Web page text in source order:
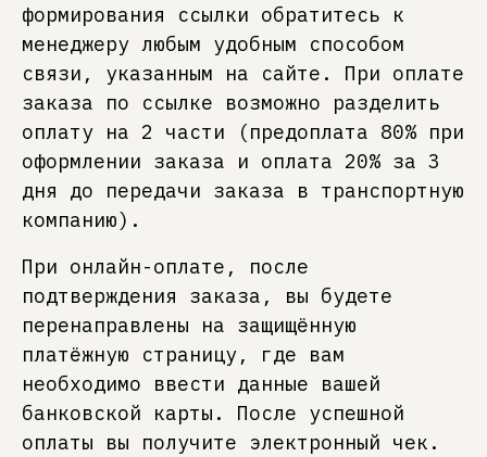
формирования ссылки обратитесь к
менеджеру любым удобным способом
связи, указанным на сайте. При оплате
заказа по ссылке возможно разделить
оплату на 2 части (предоплата 80% при
оформлении заказа и оплата 20% за 3
дня до передачи заказа в транспортную
компанию).
При онлайн-оплате, после
подтверждения заказа, вы будете
перенаправлены на защищённую
платёжную страницу, где вам
необходимо ввести данные вашей
банковской карты. После успешной
оплаты вы получите электронный чек.